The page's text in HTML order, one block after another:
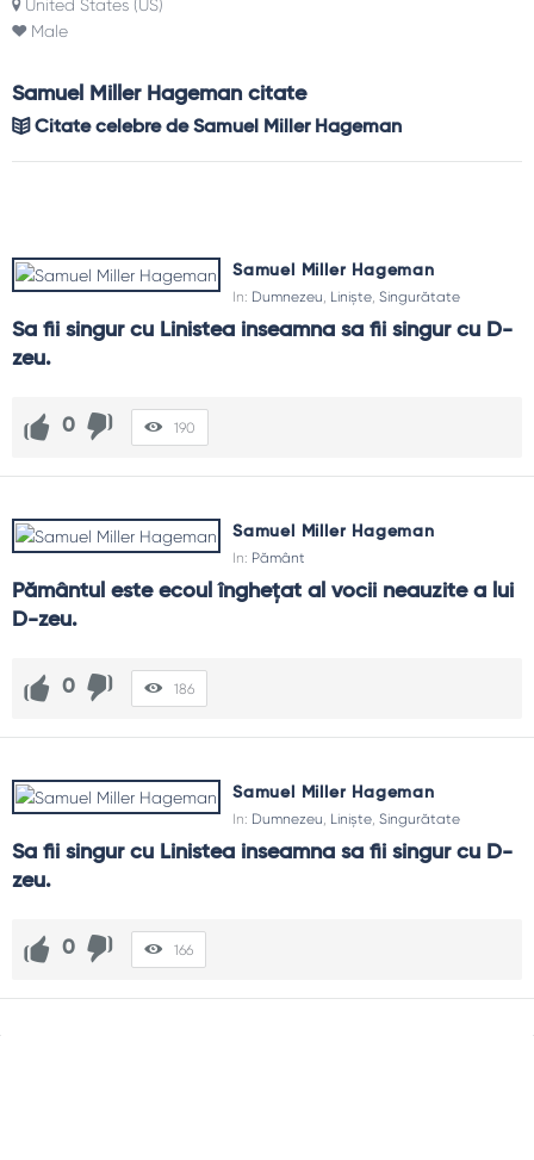
United States (US)
Male
Samuel Miller Hageman citate
Citate celebre de Samuel Miller Hageman
Samuel Miller Hageman
In: Dumnezeu, Liniște, Singurătate
Sa fii singur cu Linistea inseamna sa fii singur cu D-
zeu.
0 190
Samuel Miller Hageman
In: Pământ
Pământul este ecoul înghețat al vocii neauzite a lui
D-zeu.
0 186
Samuel Miller Hageman
In: Dumnezeu, Liniște, Singurătate
Sa fii singur cu Linistea inseamna sa fii singur cu D-
zeu.
0 166